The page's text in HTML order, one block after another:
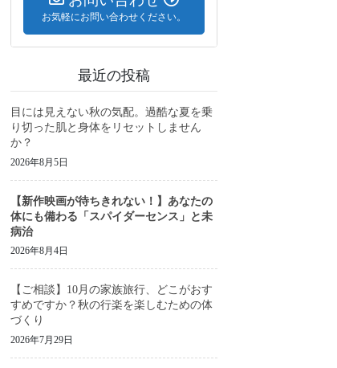
お気軽にお問い合わせください。
最近の投稿
目には見えない秋の気配。過酷な夏を乗
り切った肌と身体をリセットしません
か？
2026年8月5日
【新作映画が待ちきれない！】あなたの
体にも備わる「スパイダーセンス」と未
病治
2026年8月4日
【ご相談】10月の家族旅行、どこがおす
すめですか？秋の行楽を楽しむための体
づくり
2026年7月29日